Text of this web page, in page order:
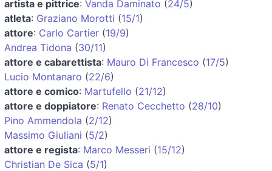
artista e pittrice: Vanda Daminato (24/5)
atleta: Graziano Morotti (15/1)
attore: Carlo Cartier (19/9)
Andrea Tidona (30/11)
attore e cabarettista: Mauro Di Francesco (17/5)
Lucio Montanaro (22/6)
attore e comico: Martufello (21/12)
attore e doppiatore: Renato Cecchetto (28/10)
Pino Ammendola (2/12)
Massimo Giuliani (5/2)
attore e regista: Marco Messeri (15/12)
Christian De Sica (5/1)